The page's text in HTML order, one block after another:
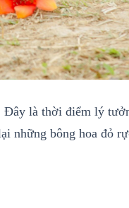
Đây là thời điểm lý
những bông hoa đỏ